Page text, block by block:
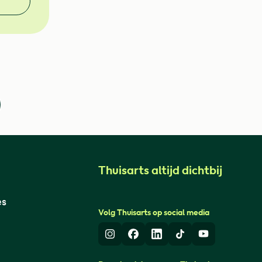
Thuisarts altijd dichtbij
Volg Thuisarts op social media
InstagramFacebook
LinkedInTikTokYoutube